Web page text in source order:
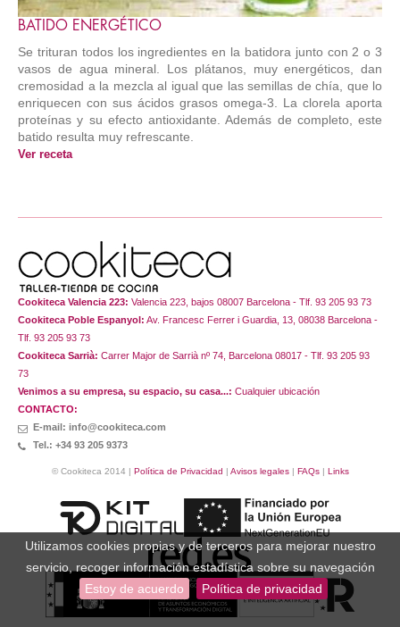
Utilizamos cookies propias y de terceros para mejorar nuestro
servicio, recoger información estadística sobre su navegación
Estoy de acuerdo
Política de privacidad
BATIDO ENERGÉTICO
Se trituran todos los ingredientes en la batidora junto con 2 o 3
vasos de agua mineral. Los plátanos, muy energéticos, dan
cremosidad a la mezcla al igual que las semillas de chía, que lo
enriquecen con sus ácidos grasos omega-3. La clorela aporta
proteínas y su efecto antioxidante. Además de completo, este
batido resulta muy refrescante.
Ver receta
Cookiteca Valencia 223: Valencia 223, bajos 08007 Barcelona - Tlf. 93 205 93 73
Cookiteca Poble Espanyol: Av. Francesc Ferrer i Guardia, 13, 08038 Barcelona -
Tlf. 93 205 93 73
Cookiteca Sarrià: Carrer Major de Sarrià nº 74, Barcelona 08017 - Tlf. 93 205 93
73
Venimos a su empresa, su espacio, su casa...: Cualquier ubicación
CONTACTO:
E-mail: info@cookiteca.com
Tel.: +34 93 205 9373
© Cookiteca 2014 | Política de Privacidad | Avisos legales| FAQs| Links